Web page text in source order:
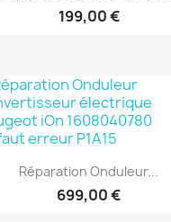
199,00 €
Aperçu rapide
Réparation Onduleur...
699,00 €